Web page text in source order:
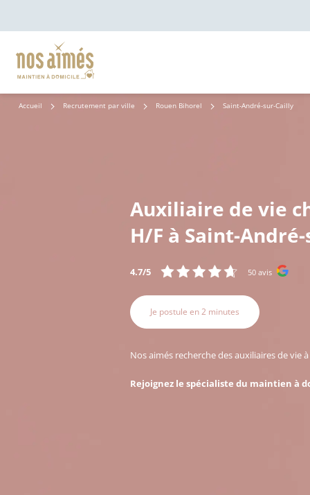
Accueil Recrutement par ville Rouen Bihorel Saint-André-sur-Cailly
Auxiliaire de vie
H/F à Saint-
4.7/5 50 avis
Je postule en 2 minutes
Nos aimés recherche des auxiliaires de vie
Rejoignez le spécialiste du maintien à